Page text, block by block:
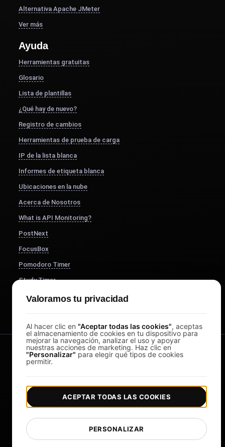
Alternativa Apache JMeter
Ver más
Ayuda
Herramientas gratuitas
Glosario
Lista de plantillas
¿Qué hay de nuevo?
Registro de cambios
Herramientas de prueba de carga
IP de la lista blanca
Informes de etiqueta blanca
Ubicaciones en la nube
Acerca de Nosotros
What is API Monitoring?
PostNext
FocusBox
Pomodoro Timer
Study Timer
DesignerBox
Copyright © 2026 LoadFocus | Términos y condiciones |
Política de privacidad | Protección de datos |
Preferencias de cookies
Valoramos tu privacidad
Al hacer clic en "Aceptar todas las cookies", aceptas
el almacenamiento de cookies en tu dispositivo para
mejorar la navegación, analizar el uso y apoyar
nuestras acciones de marketing. Haz clic en
"Personalizar" para elegir qué tipos de cookies
permitir.
PERSONALIZAR
ACEPTAR TODAS LAS COOKIES